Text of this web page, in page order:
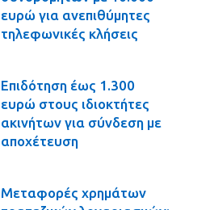
ευρώ για ανεπιθύμητες
τηλεφωνικές κλήσεις
Επιδότηση έως 1.300
ευρώ στους ιδιοκτήτες
ακινήτων για σύνδεση με
αποχέτευση
Μεταφορές χρημάτων